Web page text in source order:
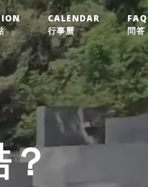
CALENDAR
行事曆
FAQ
問答
？